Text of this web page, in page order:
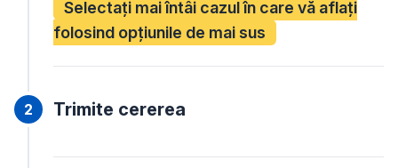
Selectați mai întâi cazul în care vă aflați
folosind opțiunile de mai sus
Trimite cererea